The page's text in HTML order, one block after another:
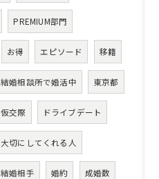
PREMIUM部門
お得 エピソード 移籍
結婚相談所で婚活中 東京都
仮交際 ドライブデート
大切にしてくれる人
結婚相手 婚約 成婚数